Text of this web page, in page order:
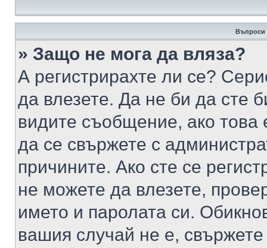
Въпроси
» Защо не мога да вляза?
А регистрирахте ли се?
да влезете. Да не би да сте
видите съобщение, ако това
да се свържете с
причините. Ако сте се
не можете да влезете,
името и паролата си.
вашия случай не е,